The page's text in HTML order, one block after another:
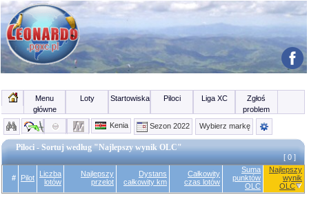
Menu
główne
Loty Startowiska Piloci Liga XC
Zgłoś
problem
Kenia
Sezon 2022 Wybierz markę
Piloci - Sortuj według "Najlepszy wynik OLC"
[ 0 ]
# Pilot
Liczba
lotów
Najlepszy
przelot
Dystans
całkowity km
Całkowity
czas lotów
Suma
punktów
OLC
Najlepszy
wynik
OLC